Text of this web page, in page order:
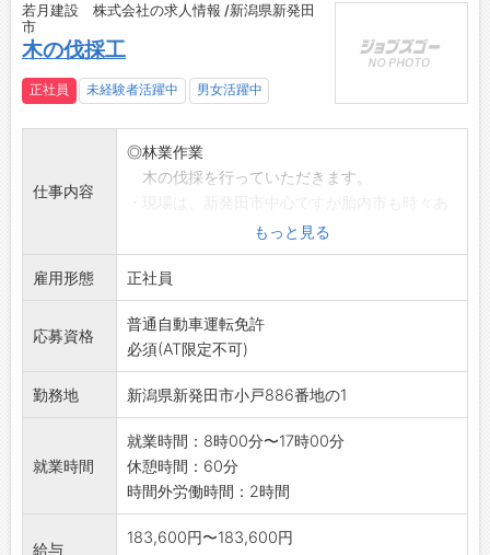
若月建設 株式会社の求人情報 /新潟県新発田
市
木の伐採工
正社員 未経験者活躍中 男女活躍中
仕事内容
◎林業作業
木の伐採を行っていただきます。
・現場へは、一度会社に出勤してからワゴン車
で移動します。
*資格取得補助制度有ります。
「変更範囲:無し」
もっと見る
雇用形態 正社員
応募資格
普通自動車運転免許
必須(AT限定不可)
勤務地 新潟県新発田市小戸886番地の1
就業時間
就業時間：8時00分〜17時00分
休憩時間：60分
時間外労働時間：2時間
給与
183,600円〜183,600円